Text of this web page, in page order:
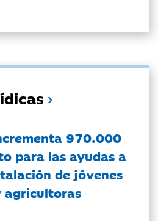
970.000
para las ayudas a
de jóvenes
agricultoras